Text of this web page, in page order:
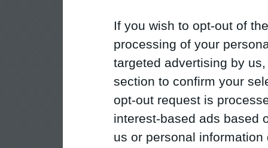
If you wish to opt-out of
processing of your
targeted advertising by
section to confirm your
opt-out request is
interest-based ads based
us or personal